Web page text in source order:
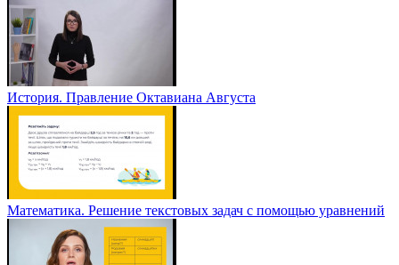
История. Правление Октавиана Августа
Математика. Решение текстовых задач с помощью уравнений